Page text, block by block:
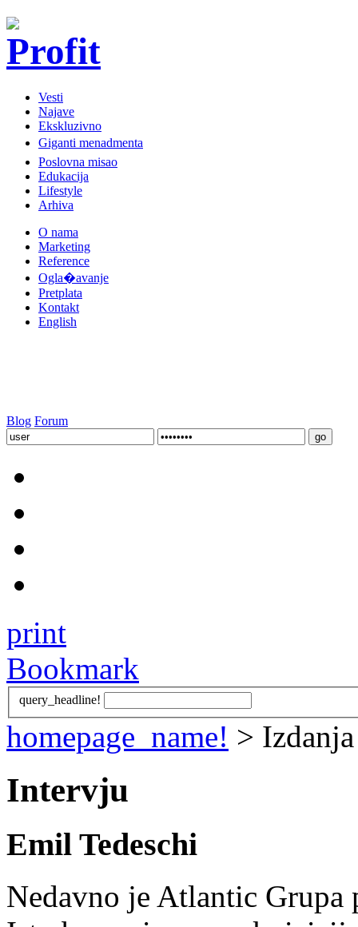
Vesti
Najave
Ekskluzivno
Giganti menadmenta
Poslovna misao
Edukacija
Lifestyle
Arhiva
O nama
Marketing
Reference
Ogla�avanje
Pretplata
Kontakt
English
Blog Forum
print
Bookmark
query_headline!
homepage_name! >
Intervju
Emil Tedeschi
Nedavno je Atlantic